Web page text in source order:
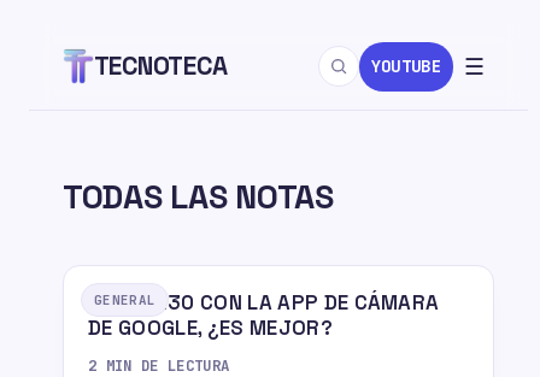
TECNOTECA YOUTUBE ☰
TODAS LAS NOTAS
GENERAL
MOTO G30 CON LA APP DE CÁMARA
DE GOOGLE, ¿ES MEJOR?
2 MIN DE LECTURA